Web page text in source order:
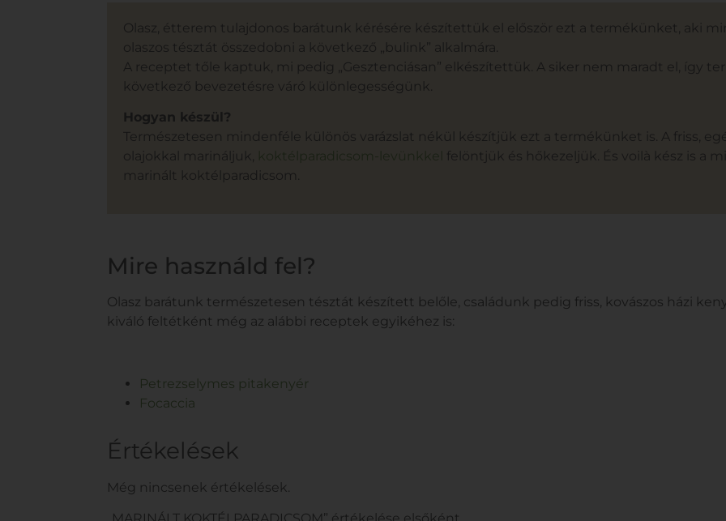
Olasz, étterem tulajdonos barátunk kérésére készítettük el először ezt a termékünket, aki
olaszos tésztát összedobni a következő „bulink” alkalmára.
A receptet tőle kaptuk, mi pedig „Gesztenciásan” elkészítettük. A siker nem maradt el, így
következő bevezetésre váró különlegességünk.
Hogyan készül?
Természetesen mindenféle különös varázslat nékül készítjük ezt a termékünket is. A friss,
olajokkal marináljuk,
felöntjük és hőkezeljük. És voilà kész is a
marinált koktélparadicsom.
Mire használd fel?
Olasz barátunk természetesen tésztát készített belőle, családunk pedig friss, kovászos házi
kiváló feltétként még az alábbi receptek egyikéhez is:
Petrezselymes pitakenyér
Focaccia
Értékelések
Még nincsenek értékelések.